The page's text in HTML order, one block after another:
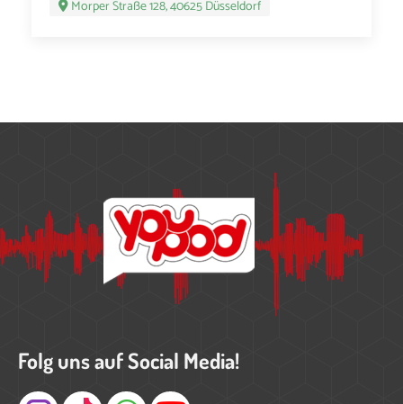
Morper Straße 128, 40625 Düsseldorf
Folg uns auf Social Media!